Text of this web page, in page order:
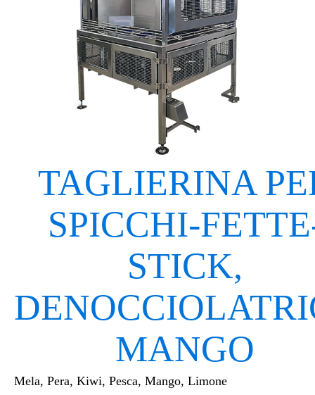
TAGLIERINA
SPICCHI-
STICK,
MANGO
Mela, Pera, Kiwi, Pesca, Mango, Limone